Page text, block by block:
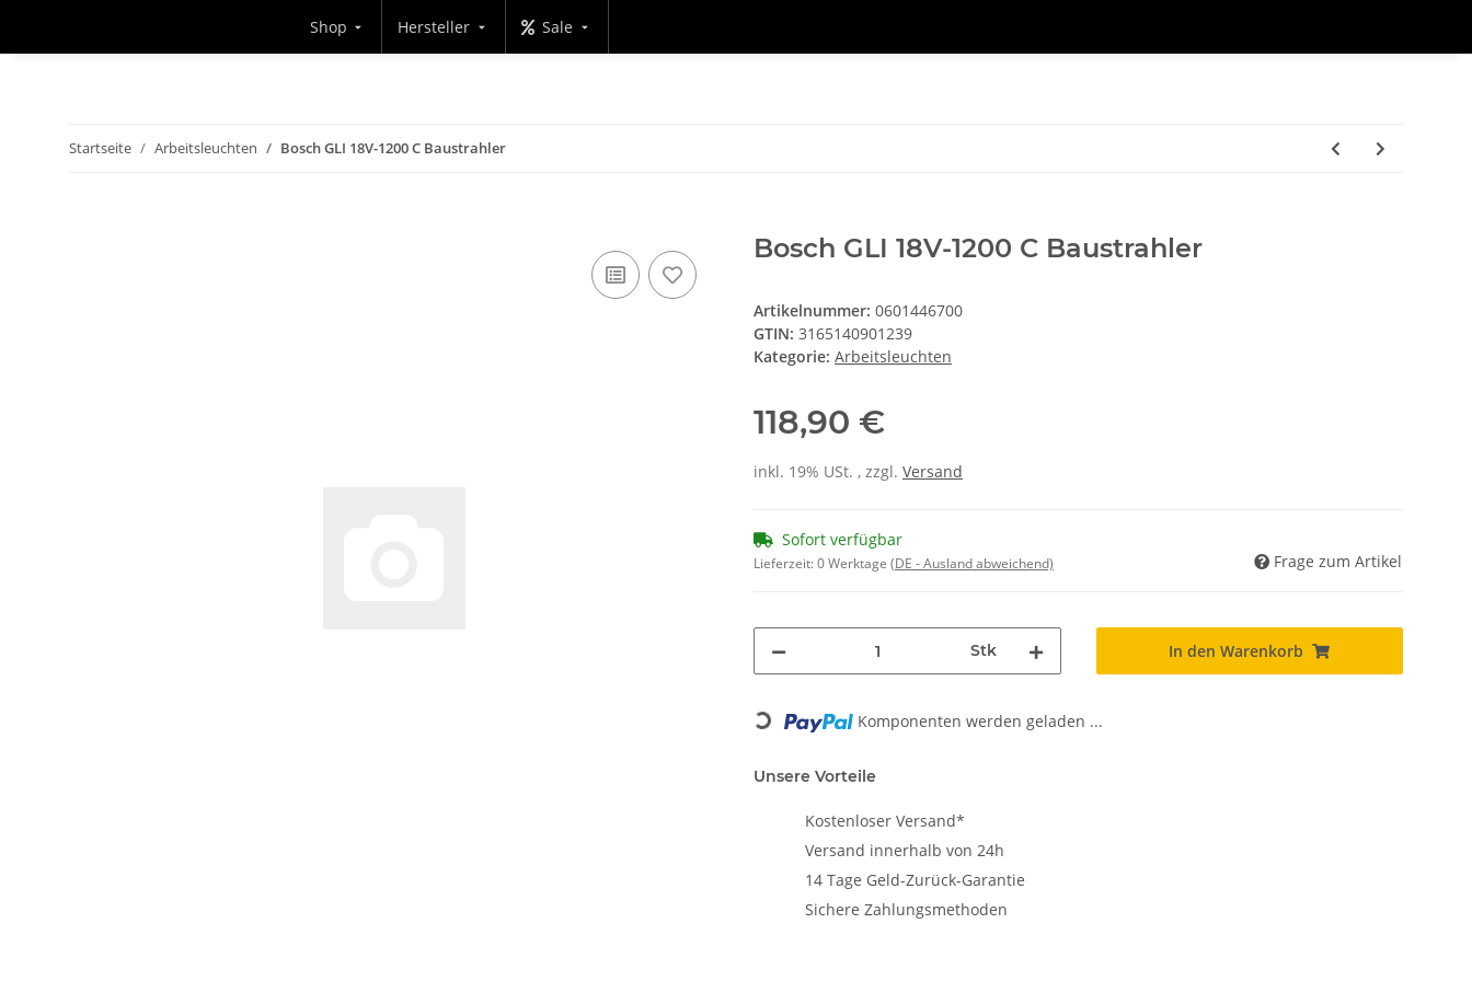
Shop Hersteller Sale
Startseite Arbeitsleuchten Bosch GLI 18V-1200 C Baustrahler
Bosch GLI 18V-1200 C Baustrahler
Artikelnummer: 0601446700
GTIN: 3165140901239
Kategorie: Arbeitsleuchten
118,90 €
inkl. 19% USt. , zzgl. Versand
Sofort verfügbar
Lieferzeit:0 Werktage (DE - Ausland abweichend) Frage zum Artikel
Stk In den Warenkorb
Loading... Komponenten werden geladen ...
Unsere Vorteile
Kostenloser Versand*
Versand innerhalb von 24h
14 Tage Geld-Zurück-Garantie
Sichere Zahlungsmethoden